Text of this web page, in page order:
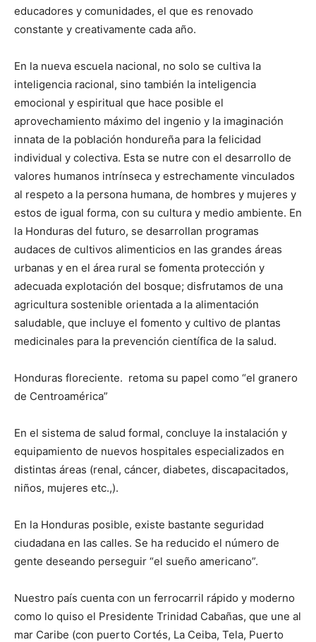
educadores y comunidades, el que es renovado
constante y creativamente cada año.
En la nueva escuela nacional, no solo se cultiva la
inteligencia racional, sino también la inteligencia
emocional y espiritual que hace posible el
aprovechamiento máximo del ingenio y la imaginación
innata de la población hondureña para la felicidad
individual y colectiva. Esta se nutre con el desarrollo de
valores humanos intrínseca y estrechamente vinculados
al respeto a la persona humana, de hombres y mujeres y
estos de igual forma, con su cultura y medio ambiente. En
la Honduras del futuro, se desarrollan programas
audaces de cultivos alimenticios en las grandes áreas
urbanas y en el área rural se fomenta protección y
adecuada explotación del bosque; disfrutamos de una
agricultura sostenible orientada a la alimentación
saludable, que incluye el fomento y cultivo de plantas
medicinales para la prevención científica de la salud.
Honduras floreciente. retoma su papel como “el granero
de Centroamérica”
En el sistema de salud formal, concluye la instalación y
equipamiento de nuevos hospitales especializados en
distintas áreas (renal, cáncer, diabetes, discapacitados,
niños, mujeres etc.,).
En la Honduras posible, existe bastante seguridad
ciudadana en las calles. Se ha reducido el número de
gente deseando perseguir “el sueño americano”.
Nuestro país cuenta con un ferrocarril rápido y moderno
como lo quiso el Presidente Trinidad Cabañas, que une al
mar Caribe (con puerto Cortés, La Ceiba, Tela, Puerto